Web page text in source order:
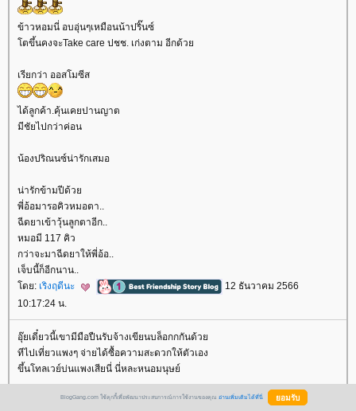
ข้าวหอมนี่ อบอุ่นๆเหมือนน้าปริ๊นซ์
ตขึ้นคงจะTake care ปชช. เก่งตาม อีกด้ว
เรียกว่า ออสโมซีส
ได้ลูกค้า.คุ้นเคยปานญาต
มีชัยไปกว่าค่อน
น้องปริณนซ์น่ารักเสมอ
น่ารักข้ามปีด้ว
พี่อ้อมารอคิวหมอตา..
ฉีดยาเข้าวุ้นลูกตาอีก..
หมอมี 117 คิว
กว่าจะมาฉีดยาให้พี่อ้อ..
เจ็บนี้ก็อีกนาน..
ดย: เริงฤดีนะ
12 ธันวาคม 2566
10:17:24 น.
อุ๊ยเดี๋ยวนี้เขามีมือปืนรับจ้างเขียนบล็อกกกันด้ว
ทีไปเที่ยวแพงๆ จ่ายได้ซื้อความสะดวกให้ตัวเอง
ขึ้นโทลเวย์บ่นแพงเสียนี่ นี่หละหนอมนุษย์
BlogGang.com ใช้คุกกี้เพื่อพัฒนาประสบการณ์การใช้งานของคุณ อ่านเพิ่มเติมได้ที่นี่